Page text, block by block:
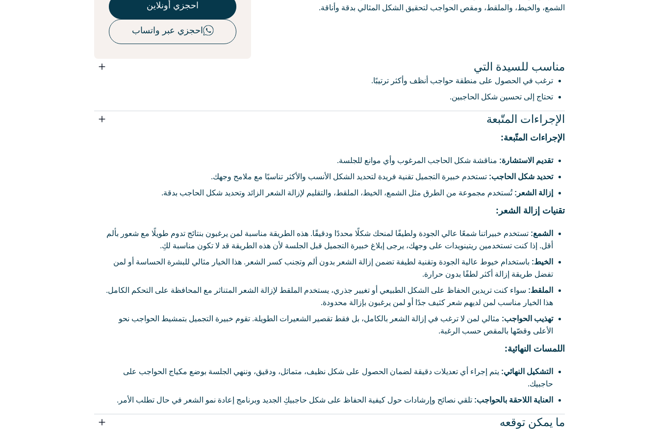
الشمع، والخيط، والملقط، ومقص الحواجب لتحقيق الشكل المثالي بدقة وأناقة.
احجزي أونلاين
احجزي عبر واتساب
مناسب للسيدة التي
ترغب في الحصول على منطقة حواجب أنظف وأكثر ترتيبًا.
تحتاج إلى تحسين شكل الحاجبين.
الإجراءات المتّبعة
الإجراءات المتّبعة:
تقديم الاستشارة: مناقشة شكل الحاجب المرغوب وأي موانع للجلسة.
تحديد شكل الحاجب: تستخدم خبيرة التجميل تقنية فريدة لتحديد الشكل الأنسب والأكثر تناسبًا مع ملامح وجهك.
إزالة الشعر : تُستخدم مجموعة من الطرق مثل الشمع، الخيط، الملقط، والتقليم لإزالة الشعر الزائد وتحديد شكل الحاجب بدقة.
تقنيات إزالة الشعر:
الشمع: تستخدم خبيراتنا شمعًا عالي الجودة ولطيفًا لمنحك شكلًا محددًا ودقيقًا. هذه الطريقة مناسبة لمن يرغبون بنتائج تدوم طويلًا مع شعور بألم
أقل. إذا كنت تستخدمين ريتينويدات على وجهك، يرجى إبلاغ خبيرة التجميل قبل الجلسة لأن هذه الطريقة قد لا تكون مناسبة لكِ.
الخيط: باستخدام خيوط عالية الجودة وتقنية لطيفة تضمن إزالة الشعر بدون ألم وتجنب كسر الشعر. هذا الخيار مثالي للبشرة الحساسة أو لمن
تفضل طريقة إزالة أكثر لطفًا بدون حرارة.
الملقط: سواء كنت تريدين الحفاظ على الشكل الطبيعي أو تغيير جذري، يستخدم الملقط لإزالة الشعر المتناثر مع المحافظة على التحكم الكامل.
هذا الخيار مناسب لمن لديهم شعر كثيف جدًا أو لمن يرغبون بإزالة محدودة.
تهذيب الحواجب: مثالي لمن لا ترغب في إزالة الشعر بالكامل، بل فقط تقصير الشعيرات الطويلة. تقوم خبيرة التجميل بتمشيط الحواجب نحو
الأعلى وقصّها بالمقص حسب الرغبة.
اللمسات النهائية:
التشكيل النهائي: يتم إجراء أي تعديلات دقيقة لضمان الحصول على شكل نظيف، متماثل، ودقيق، وننهي الجلسة بوضع مكياج الحواجب على
حاجبيك.
العناية اللاحقة بالحواجب: تلقي نصائح وإرشادات حول كيفية الحفاظ على شكل حاجبيكِ الجديد وبرنامج إعادة نمو الشعر في حال تطلب الأمر.
ما يمكن توقعه